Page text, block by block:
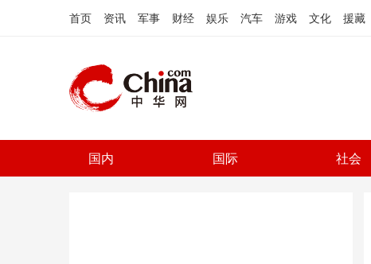
首页 资讯 军事 财经 娱乐 汽车 游戏 文化 援藏
国内 国际 社会